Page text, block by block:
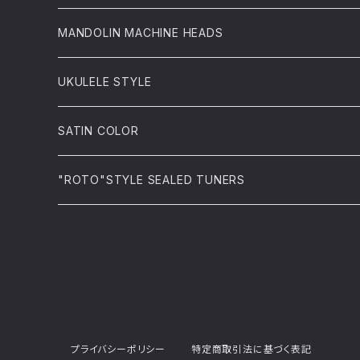
MANDOLIN MACHINE HEADS
UKULELE STYLE
SATIN COLOR
"ROTO"STYLE SEALED TUNERS
プライバシーポリシー 特定商取引法に基づく表記